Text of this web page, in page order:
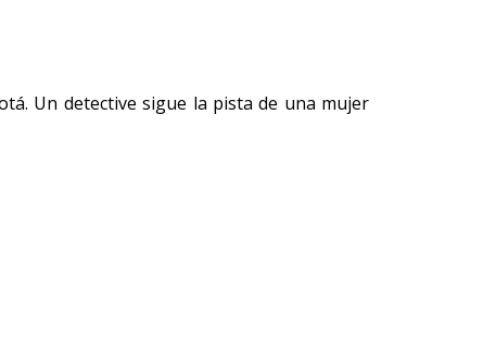
Un detective sigue la pista de una mujer